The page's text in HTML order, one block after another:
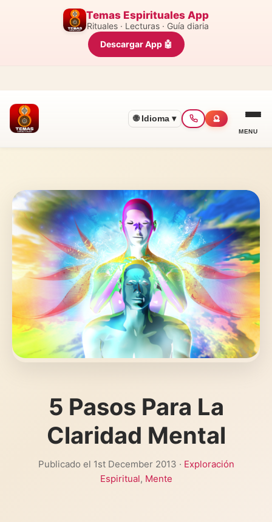
Temas Espirituales App
Rituales · Lecturas · Guía diaria
Descargar App 🤖
🌐 Idioma ▾ 🔮
MENU
5 Pasos Para La
Claridad Mental
Publicado el 1st December 2013 · Exploración
Espiritual, Mente